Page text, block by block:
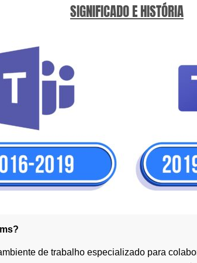
SIGNIFICADO E HISTÓRIA
de trabalho especializado para